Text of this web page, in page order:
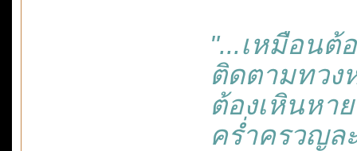
"...เหมือนต้อ
ติดตามทวงห
ต้องเหินหาย
คร่ำครวญละ